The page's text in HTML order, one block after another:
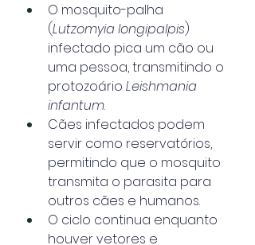
O mosquito-palha
(Lutzomyia longipalpis)
infectado pica um cão ou
uma pessoa, transmitindo o
protozoário Leishmania
infantum.
Cães infectados podem
servir como reservatórios,
permitindo que o mosquito
transmita o parasita para
outros cães e humanos.
O ciclo continua enquanto
houver vetores e